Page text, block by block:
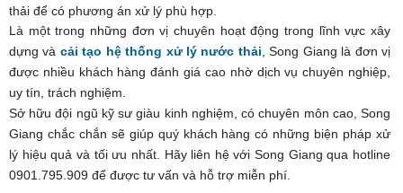
thải để có phương án xử lý phù hợp.
Là một trong những đơn vị chuyên hoạt động trong lĩnh vực xây
dựng và cải tạo hệ thống xử lý nước thải , Song Giang là đơn vị
được nhiều khách hàng đánh giá cao nhờ dịch vụ chuyên nghiệp,
uy tín, trách nghiệm.
Sở hữu đội ngũ kỹ sư giàu kinh nghiệm, có chuyên môn cao, Song
Giang chắc chắn sẽ giúp quý khách hàng có những biện pháp xử
lý hiệu quả và tối ưu nhất. Hãy liên hệ với Song Giang qua hotline
0901.795.909 để được tư vấn và hỗ trợ miễn phí.